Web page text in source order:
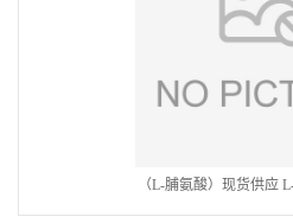
（L-脯氨酸）现货供应